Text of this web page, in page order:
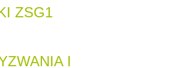
ZSG1
I